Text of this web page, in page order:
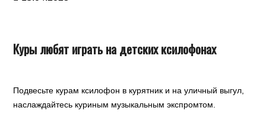
Куры любят играть на детских ксилофонах
Подвесьте курам ксилофон в курятник и на уличный выгул,
наслаждайтесь куриным музыкальным экспромтом.